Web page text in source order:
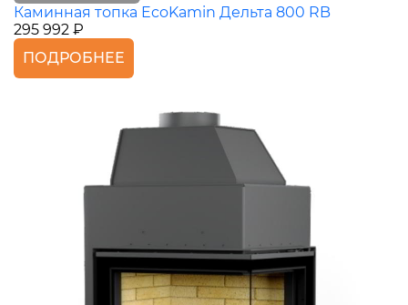
Каминная топка EcoKamin Дельта 800 RB
295 992 ₽
ПОДРОБНЕЕ